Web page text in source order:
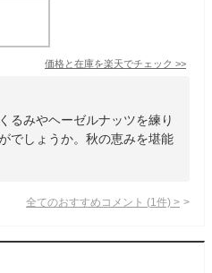
価格と在庫を楽天でチェック >>
るみやヘーゼルナッツを練り
でしょうか。秋の恵みを堪能
全てのおすすめコメント (1 件) >